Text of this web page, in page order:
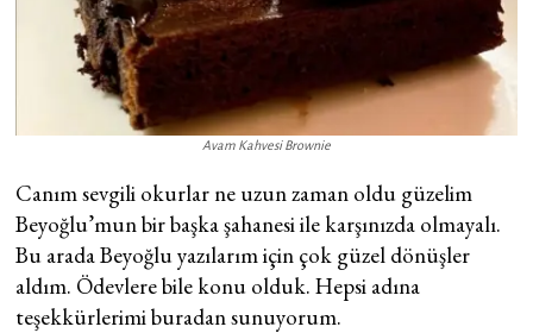
Avam Kahvesi Brownie
Canım sevgili okurlar ne uzun zaman oldu güzelim
Beyoğlu’mun bir başka şahanesi ile karşınızda olmayalı.
Bu arada Beyoğlu yazılarım için çok güzel dönüşler
aldım. Ödevlere bile konu olduk. Hepsi adına
teşekkürlerimi buradan sunuyorum.